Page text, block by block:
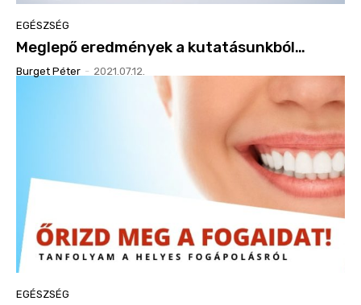
EGÉSZSÉG
Meglepő eredmények a kutatásunkból…
Burget Péter - 2021.07.12.
EGÉSZSÉG